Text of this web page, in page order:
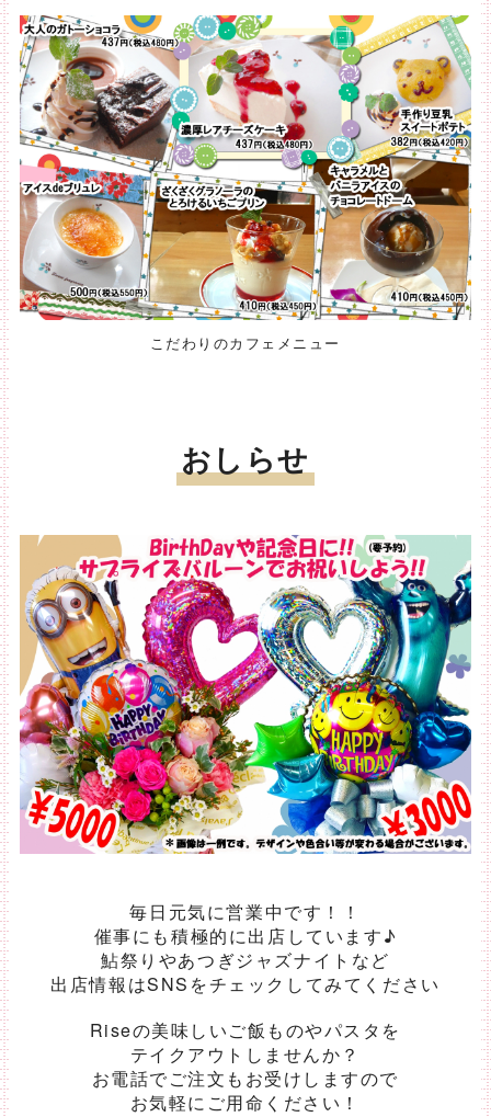
こだわりのカフェメニュー
おしらせ
毎日元気に営業中です！！
催事にも積極的に出店しています♪
鮎祭りやあつぎジャズナイトなど
出店情報はSNSをチェックしてみてください
Riseの美味しいご飯ものやパスタを
テイクアウトしませんか？
お電話でご注文もお受けしますので
お気軽にご用命ください！